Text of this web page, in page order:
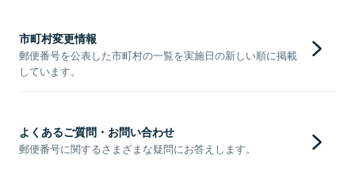
市町村変更情報
郵便番号を公表した市町村の一覧を実施日の新しい順に掲載
しています。
よくあるご質問・お問い合わせ
郵便番号に関するさまざまな疑問にお答えします。